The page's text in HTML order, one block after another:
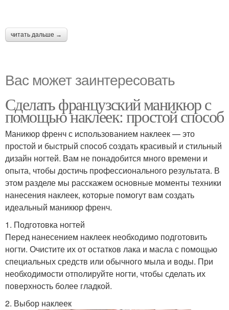
читать дальше →
Вас может заинтересовать
Сделать французский маникюр с
помощью наклеек: простой способ
Маникюр френч с использованием наклеек — это
простой и быстрый способ создать красивый и стильный
дизайн ногтей. Вам не понадобится много времени и
опыта, чтобы достичь профессионального результата. В
этом разделе мы расскажем основные моменты техники
нанесения наклеек, которые помогут вам создать
идеальный маникюр френч.
1. Подготовка ногтей
Перед нанесением наклеек необходимо подготовить
ногти. Очистите их от остатков лака и масла с помощью
специальных средств или обычного мыла и воды. При
необходимости отполируйте ногти, чтобы сделать их
поверхность более гладкой.
2. Выбор наклеек